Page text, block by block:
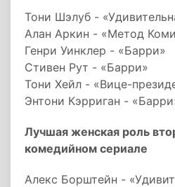
Тони Шэлуб -
Алан Аркин - «Метод
Генри Уинклер - «Барри»
Стивен Рут - «Барри»
Тони Хейл - «Вице-
Энтони Кэрриган -
Лучшая женская роль
комедийном сериале
Алекс Борштейн -